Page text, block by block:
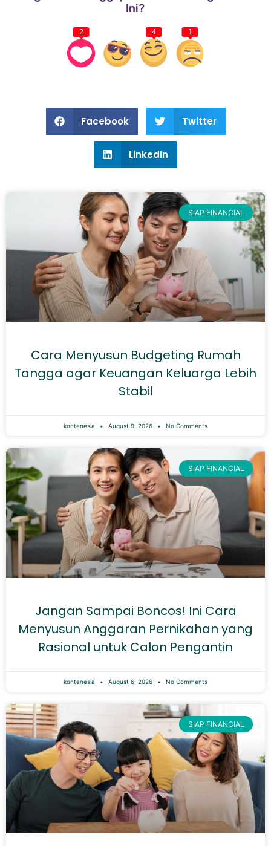
Ini?
2 4 1
Facebook Twitter
LinkedIn
SIAP FINANCIAL
Cara Menyusun Budgeting Rumah
Tangga agar Keuangan Keluarga Lebih
Stabil
kontenesia August 9, 2026 No Comments
SIAP FINANCIAL
Jangan Sampai Boncos! Ini Cara
Menyusun Anggaran Pernikahan yang
Rasional untuk Calon Pengantin
kontenesia August 6, 2026 No Comments
SIAP FINANCIAL